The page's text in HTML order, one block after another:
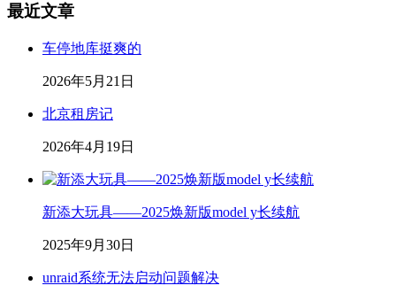
最近文章
车停地库挺爽的
2026年5月21日
北京租房记
2026年4月19日
新添大玩具——2025焕新版model y长续航
2025年9月30日
unraid系统无法启动问题解决